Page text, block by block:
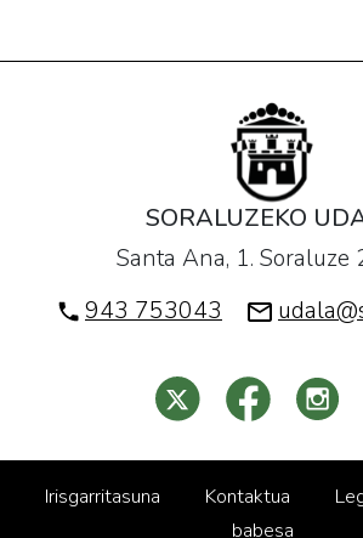
SORALUZEKO
Santa Ana, 1. Soraluze
943 753043
Irisgarritasuna Kontaktua
babesa